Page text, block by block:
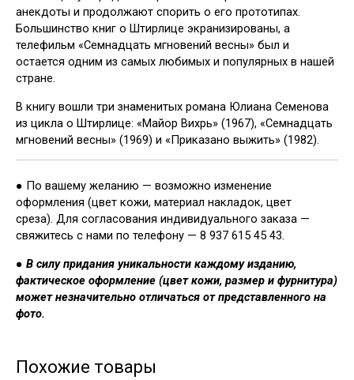
анекдоты и продолжают спорить о его прототипах.
Большинство книг о Штирлице экранизированы, а
телефильм «Семнадцать мгновений весны» был и
остается одним из самых любимых и популярных в нашей
стране.
В книгу вошли три знаменитых романа Юлиана Семенова
из цикла о Штирлице: «Майор Вихрь» (1967), «Семнадцать
мгновений весны» (1969) и «Приказано выжить» (1982).
● По вашему желанию — возможно изменение
оформления (цвет кожи, материал накладок, цвет
среза). Для согласования индивидуального заказа —
свяжитесь с нами по телефону — 8 937 615 45 43.
● В силу придания уникальности каждому изданию,
фактическое оформление (цвет кожи, размер и фурнитура)
может незначительно отличаться от представленного на
фото.
Похожие товары